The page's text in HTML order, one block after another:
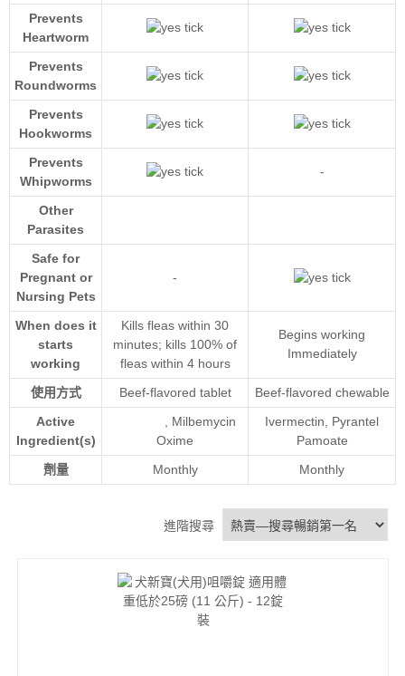
Prevents
Heartworm
Prevents
Roundworms
Prevents
Hookworms
Prevents
Whipworms
-
Other
Parasites
Safe for
Pregnant or
Nursing Pets
-
When does it
starts
working
Kills fleas within 30
minutes; kills 100% of
fleas within 4 hours
Begins working
Immediately
使用方式 Beef-flavored tablet
Beef-flavored chewable
Active
Ingredient(s)
Milbemycin
Oxime
Ivermectin, Pyrantel
Pamoate
劑量
Monthly Monthly
進階搜尋